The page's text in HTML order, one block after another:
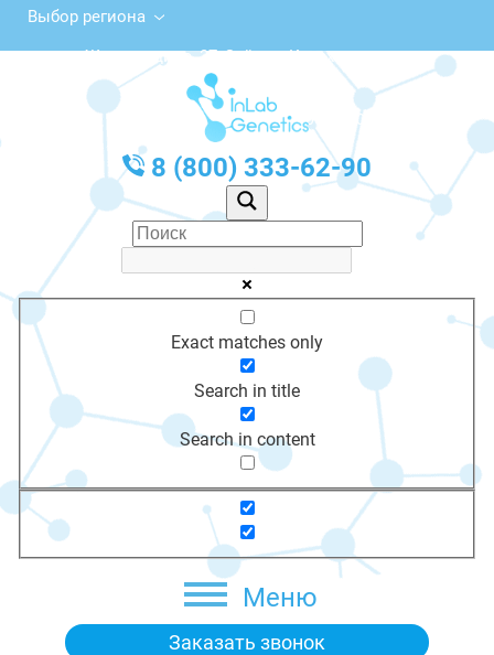
Выбор региона
ул. Жангельдина, 37, Зайсан, Казахстан
с 10:00 до 20:00
График работы: Пн-Пт с 10:00 до 20:00
8 (800) 333-62-90
Exact matches only
Search in title
Search in content
Меню
Заказать звонок